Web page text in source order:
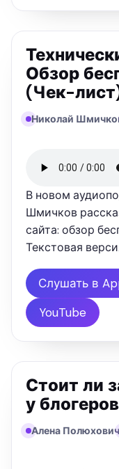
Обзор
(Чек-
Николай
В новом
Шмичков
сайта: обзор
Текстовая
аудит сайта.
проводится, на
Слушать в
YouTube
Стоит ли
у
Алена Полюхович